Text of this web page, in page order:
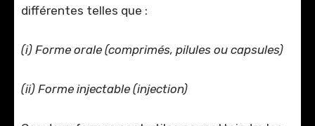
différentes telles que :
(i) Forme orale (comprimés, pilules ou capsules)
(ii) Forme injectable (injection)